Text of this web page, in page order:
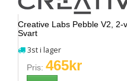
Creative Labs Pebble V2, 2-
Svart
3st i lager
Pris: 465kr